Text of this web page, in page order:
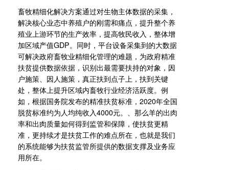
畜牧精细化解决方案通过对生物主体数据的采集，
解决核心业态中养殖户的刚需和痛点，提升整个养
殖业上游环节的生产效率，提高牧民收入，整体增
加区域产值GDP。同时，平台设备采集到的大数据
可解决政府畜牧业精细化管理的难题，为政府精准
扶贫提供数据依据，识别出最需要扶持的对象，因
户施策、因人施策，真正扶到点子上，扶到关键
处，整体上提升区域内畜牧行业经济活跃度。例
如，根据国务院发布的精准扶贫标准，2020年全国
脱贫标准约为人均纯收入4000元。、那么羊的出肉
率和出肉质量如何得到监管和保障，使扶贫更精
准，更持续才是扶贫工作的难点所在，也就是我们
的系统能够为扶贫监管所提供的数据支撑及业务应
用所在。